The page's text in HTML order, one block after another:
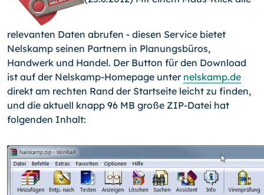
relevanten Daten abrufen - diesen Service bietet
Nelskamp seinen Partnern in Planungsbüros,
Handwerk und Handel. Der Button für den Download
ist auf der Nelskamp-Homepage unter nelskamp.de
direkt am rechten Rand der Startseite leicht zu finden,
und die aktuell knapp 96 MB große ZIP-Datei hat
folgenden Inhalt: